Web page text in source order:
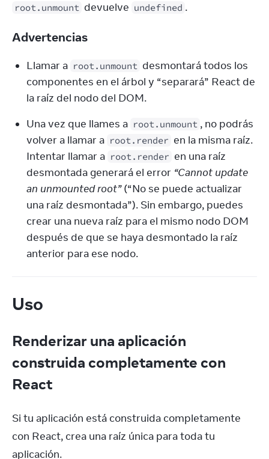
root.unmount devuelve undefined .
Advertencias
Llamar a root.unmount desmontará todos los
componentes en el árbol y “separará” React de
la raíz del nodo del DOM.
Una vez que llames a root.unmount , no podrás
volver a llamar a root.render en la misma raíz.
Intentar llamar a root.render en una raíz
desmontada generará el error “Cannot update
an unmounted root” (“No se puede actualizar
una raíz desmontada”). Sin embargo, puedes
crear una nueva raíz para el mismo nodo DOM
después de que se haya desmontado la raíz
anterior para ese nodo.
Uso
Renderizar una aplicación
construida completamente con
React
Si tu aplicación está construida completamente
con React, crea una raíz única para toda tu
aplicación.